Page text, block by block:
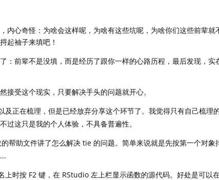
内心奇怪：为啥会这样呢，为啥有这些坑呢，为啥你们这些前辈就
起袖子来填吧！
：前辈不是没填，而是经历了跟你一样的心路历程，最后发现，实
接受这个现实，只要解决手头的问题就开心。
及正在梳理，但是已经放弃分享这个环节了。我觉得只有自己梳理
过这只是我的个人体验，不具备普遍性。
的帮助文件讲了怎么解决 tie 的问题。简单来说就是先按第一个对象
上时按 F2 键，在 RStudio 左上栏显示函数的源代码。好处是可以